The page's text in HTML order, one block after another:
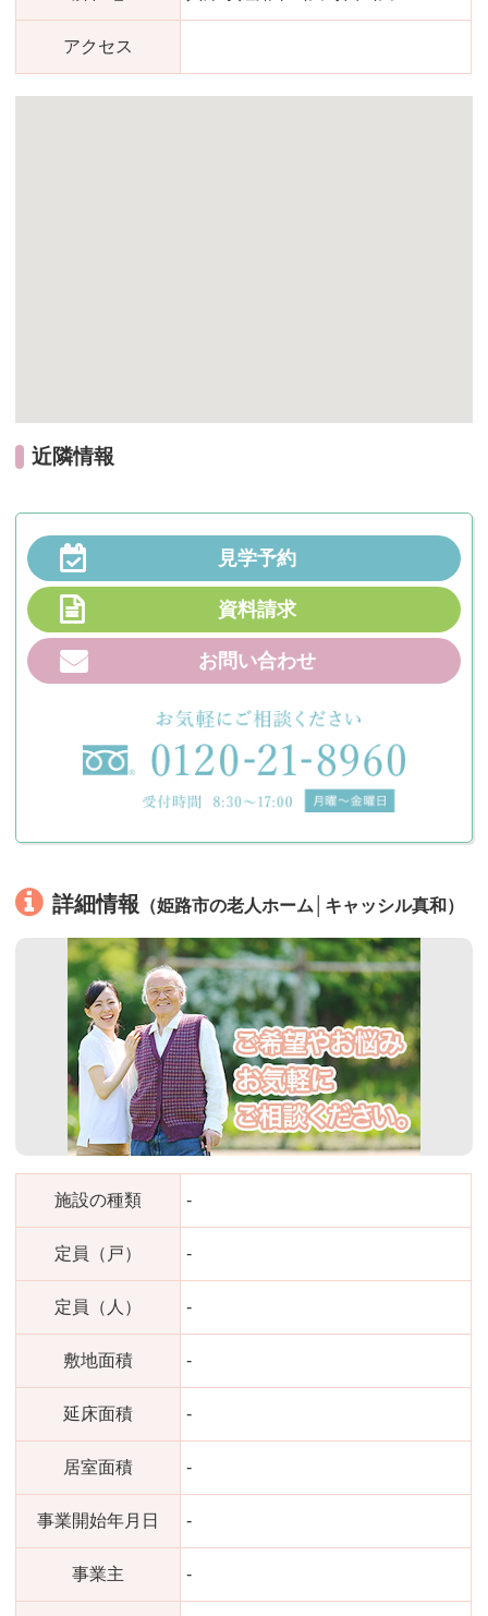
アクセス
近隣情報
見学予約
資料請求
お問い合わせ
詳細情報 （姫路市の老人ホーム│キャッシル真和）
施設の種類 -
定員（戸） -
定員（人） -
敷地面積 -
延床面積 -
居室面積 -
事業開始年月日 -
事業主 -